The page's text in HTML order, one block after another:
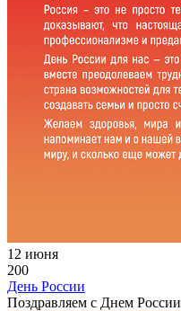
12 июня
200
День России
Поздравляем с Днем России